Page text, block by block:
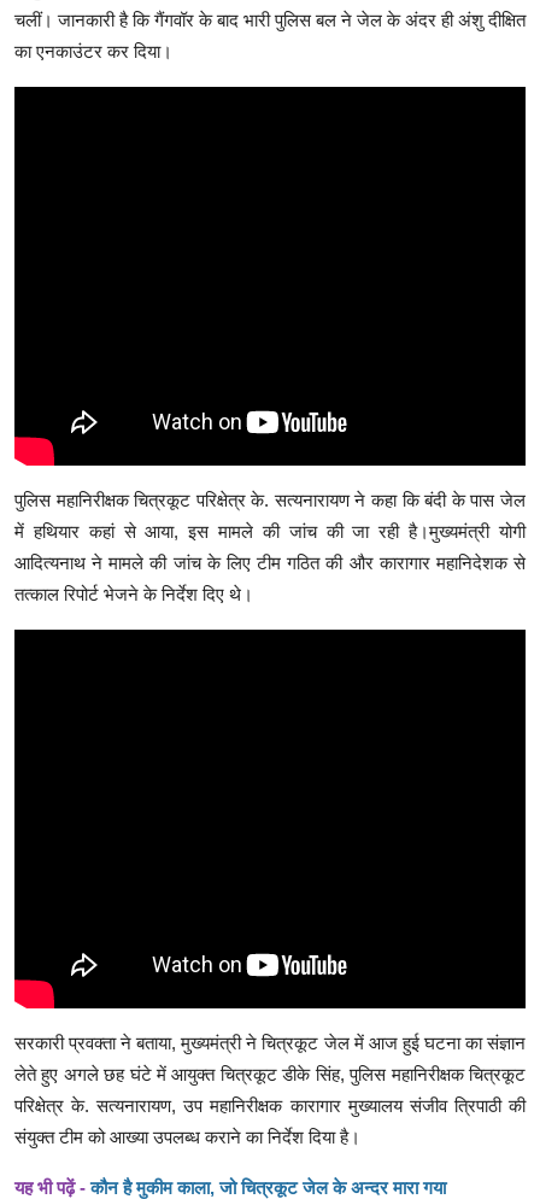
चलीं। जानकारी है कि गैंगवॉर के बाद भारी पुलिस बल ने जेल के अंदर ही अंशु दीक्षित
का एनकाउंटर कर दिया।
पुलिस महानिरीक्षक चित्रकूट परिक्षेत्र के. सत्यनारायण ने कहा कि बंदी के पास जेल
में हथियार कहां से आया, इस मामले की जांच की जा रही है।मुख्‍यमंत्री योगी
आदित्‍यनाथ ने मामले की जांच के लिए टीम गठित की और कारागार महानिदेशक से
तत्काल रिपोर्ट भेजने के निर्देश दिए थे।
सरकारी प्रवक्ता ने बताया, मुख्यमंत्री ने चित्रकूट जेल में आज हुई घटना का संज्ञान
लेते हुए अगले छह घंटे में आयुक्त चित्रकूट डीके सिंह, पुलिस महानिरीक्षक चित्रकूट
परिक्षेत्र के. सत्यनारायण, उप महानिरीक्षक कारागार मुख्यालय संजीव त्रिपाठी की
संयुक्त टीम को आख्‍या उपलब्‍ध कराने का निर्देश दिया है।
यह भीपढ़ें - कौन है मुकीम काला, जो चित्रकूट जेल के अन्दर मारा गया